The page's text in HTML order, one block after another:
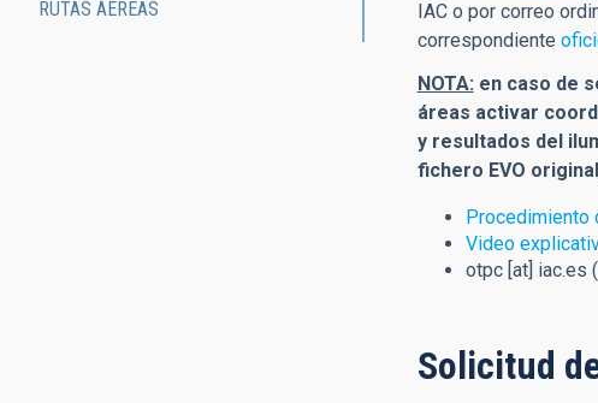
IAC o por correo
correspondiente
NOTA: en caso de
áreas activar
y resultados del
fichero EVO
Procedimiento
Video
otpc[at] iac.es
Solicitud
RUTAS AÉREAS